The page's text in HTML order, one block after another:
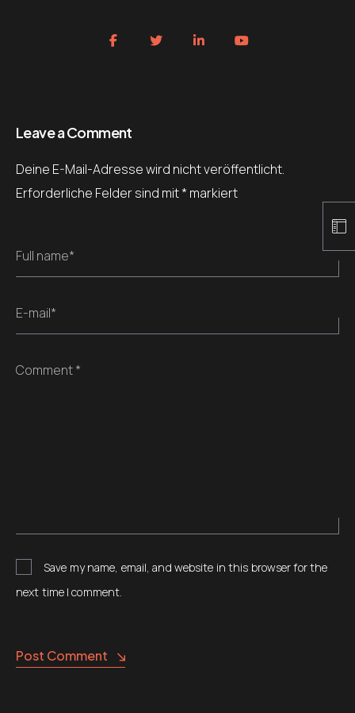
Leave a Comment
Deine E-Mail-Adresse wird nicht veröffentlicht.
Erforderliche Felder sind mit* markiert
Full name*
E-mail*
Comment *
Save my name, email, and website in this browser for the
next time I comment.
Post Comment